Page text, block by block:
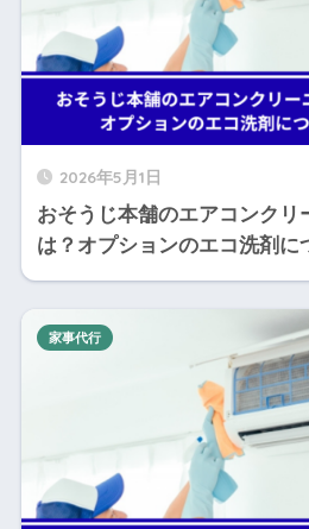
2026年5月1日
おそうじ本舗のエアコンクリ
は？オプションのエコ洗剤に
家事代行